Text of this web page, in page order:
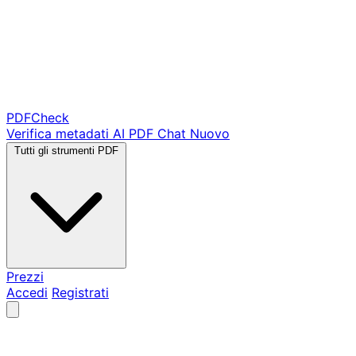
PDFCheck
Verifica metadati AI PDF Chat Nuovo
Tutti gli strumenti PDF
Prezzi
Accedi Registrati